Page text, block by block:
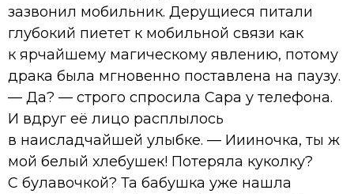
зазвонил мобильник. Дерущиеся питали
глубокий пиетет к мобильной связи как
к ярчайшему магическому явлению, потому
драка была мгновенно поставлена на паузу.
— Да? — строго спросила Сара у телефона.
И вдруг её лицо расплылось
в наисладчайшей улыбке. — Иииночка, ты ж
мой белый хлебушек! Потеряла куколку?
С булавочкой? Та бабушка уже нашла